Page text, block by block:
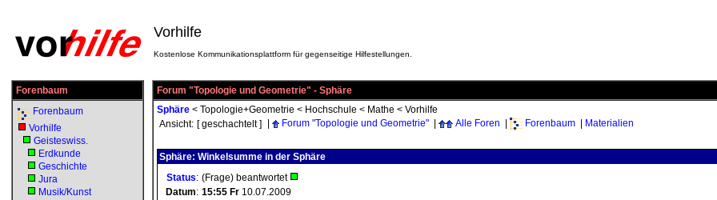
Vorhilfe
Kostenlose Kommunikationsplattform für gegenseitige Hilfestellungen.
Forenbaum
Forenbaum
Vorhilfe
Geisteswiss.
Erdkunde
Geschichte
Jura
Musik/Kunst
Forum "Topologie und Geometrie" - Sphäre
Sphäre < Topologie+Geometrie < Hochschule < Mathe < Vorhilfe
Ansicht: [ geschachtelt ] Forum "Topologie und Geometrie" Alle Foren Forenbaum Materialien
Sphäre: Winkelsumme in der Sphäre
Status: (Frage) beantwortet
Datum: 15:55 Fr 10.07.2009